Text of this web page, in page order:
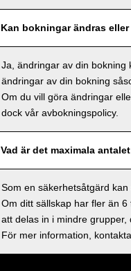
Kan bokningar ändras
Ja, ändringar av din bokning
ändringar av din bokning
Om du vill göra ändringar
dock vår avbokningspolicy.
Vad är det maximala
Som en säkerhetsåtgärd
Om ditt sällskap har fler än
att delas in i mindre
För mer information,